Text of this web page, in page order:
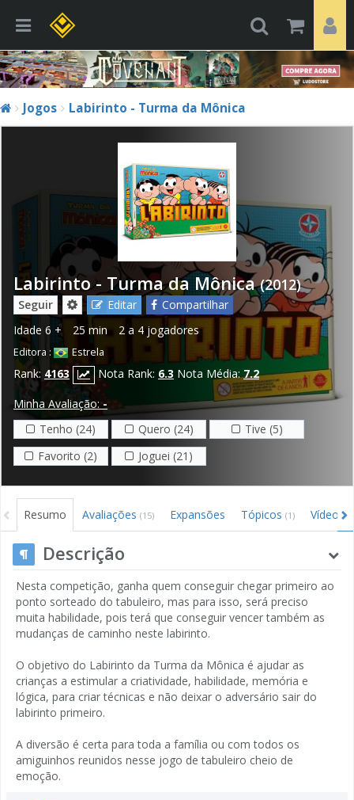
Jogos Labirinto - Turma da Mônica
Labirinto - Turma da Mônica (2012)
Seguir Editar
Compartilhar
Idade 6 + 25 min 2 a 4 jogadores
Editora : Estrela
Rank: 4163 Nota Rank: 6.3 Nota Média:7.2
Minha Avaliação:-
Tenho (24)
Quero (24)
Tive (5)
Favorito (2)
Joguei (21)
Resumo Avaliações (15) Expansões Tópicos (1) Vídeos
Descrição
Nesta competição, ganha quem conseguir chegar primeiro ao
ponto sorteado do tabuleiro, mas para isso, será preciso
muita habilidade, pois terá que conseguir vencer também as
mudanças de caminho neste labirinto.
O objetivo do Labirinto da Turma da Mônica é ajudar as
crianças a estimular a criatividade, habilidade, memória e
lógica, para criar técnicas e não deixar o adversário sair do
labirinto primeiro.
A diversão é certa para toda a família ou com todos os
amiguinhos reunidos nesse jogo de tabuleiro cheio de
emoção.